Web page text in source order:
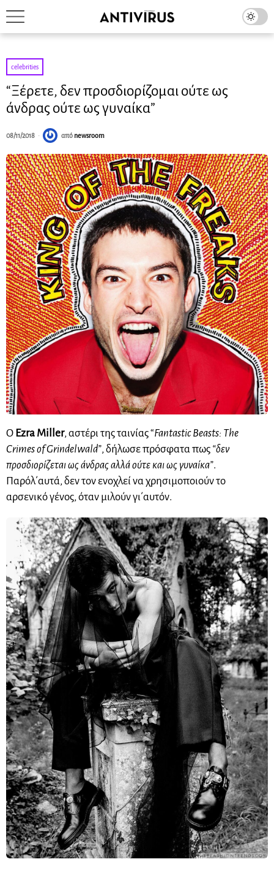
celebrities
“Ξέρετε, δεν προσδιορίζομαι ούτε ως
άνδρας ούτε ως γυναίκα”
08/11/2018 από newsroom
Ο Ezra Miller, αστέρι της ταινίας “Fantastic Beasts: The
Crimes of Grindelwald”, δήλωσε πρόσφατα πως “δεν
προσδιορίζεται ως άνδρας αλλά ούτε και ως γυναίκα”.
Παρόλ΄αυτά, δεν τον ενοχλεί να χρησιμοποιούν το
αρσενικό γένος, όταν μιλούν γι΄αυτόν.